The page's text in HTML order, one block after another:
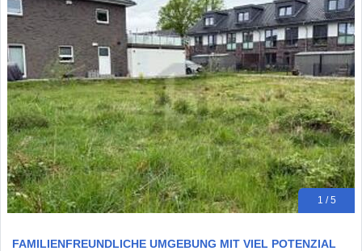
1 / 5
FAMILIENFREUNDLICHE UMGEBUNG MIT VIEL POTENZIAL